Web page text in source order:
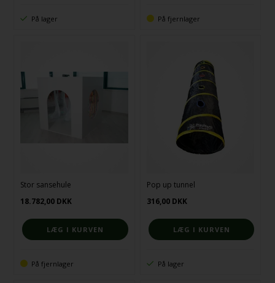
På lager På fjernlager
Stor sansehule
18.782,00 DKK
På fjernlager
Pop up tunnel
316,00 DKK
På lager